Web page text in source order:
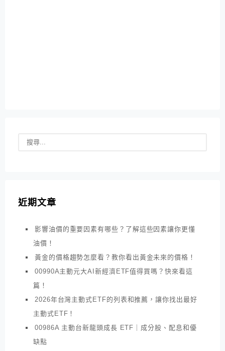
近期文章
影響油價的重要因素有哪些？了解這些因素讓你更懂
油價！
黃金的價格趨勢怎麼看？教你看出黃金未來的價格！
00990A主動元大AI新經濟ETF值得買嗎？快來看這
篇！
2026年台灣主動式ETF的列表和推薦，讓你找出最好
主動式ETF！
00986A 主動台新龍頭成長 ETF｜成分股、配息和優
缺點